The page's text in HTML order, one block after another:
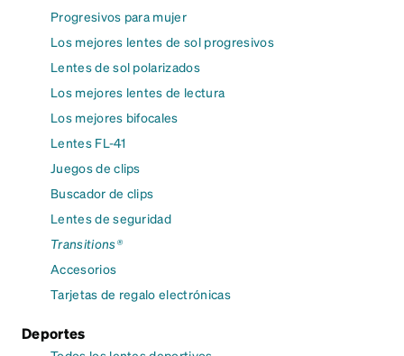
Progresivos para mujer
Los mejores lentes de sol progresivos
Lentes de sol polarizados
Los mejores lentes de lectura
Los mejores bifocales
Lentes FL-41
Juegos de clips
Buscador de clips
Lentes de seguridad
Transitions®
Accesorios
Tarjetas de regalo electrónicas
Deportes